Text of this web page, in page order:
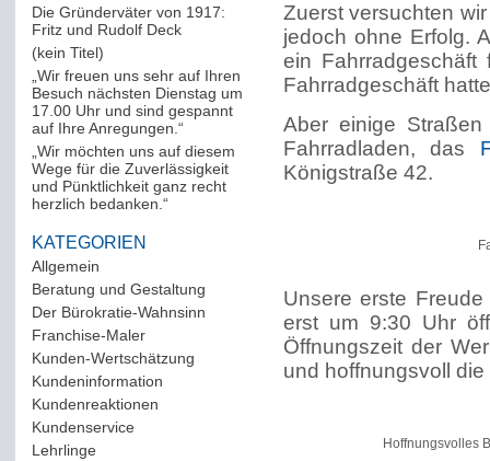
Die Gründerväter von 1917:
Fritz und Rudolf Deck
(kein Titel)
„Wir freuen uns sehr auf Ihren
Besuch nächsten Dienstag um
17.00 Uhr und sind gespannt
auf Ihre Anregungen.“
„Wir möchten uns auf diesem
Wege für die Zuverlässigkeit
und Pünktlichkeit ganz recht
herzlich bedanken.“
KATEGORIEN
Allgemein
Beratung und Gestaltung
Der Bürokratie-Wahnsinn
Franchise-Maler(42)
Kunden-Wertschätzung
Kundeninformation
Kundenreaktionen
Kundenservice(178)
Lehrlinge(54)
Zuerst versuchten
jedoch ohne Erfolg.
ein
Fahrradgeschäft
Aber einige
Fahrradladen, das
Königstraße 42.
Unsere erste
erst um 9:30 Uhr
Öffnungszeit der
und hoffnungsvoll
Hoffnungsvolles